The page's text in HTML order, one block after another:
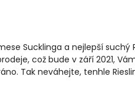
Sucklinga a nejlepší suchý
což bude v září 2021,
Tak neváhejte, tenhle